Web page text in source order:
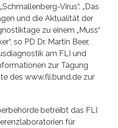
Virus“. „Das
und die Aktualität der
zu einem „Muss“
so PD Dr. Martin Beer,
am FLI und
zur Tagung
des www.fli.bund.de zur
betreibt das FLI
für